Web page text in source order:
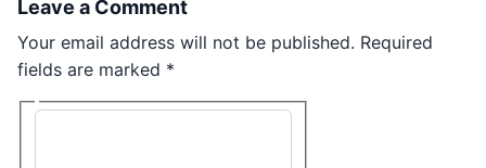
Leave a Comment
Your email address will not be published. Required
fields are marked *
Type here..